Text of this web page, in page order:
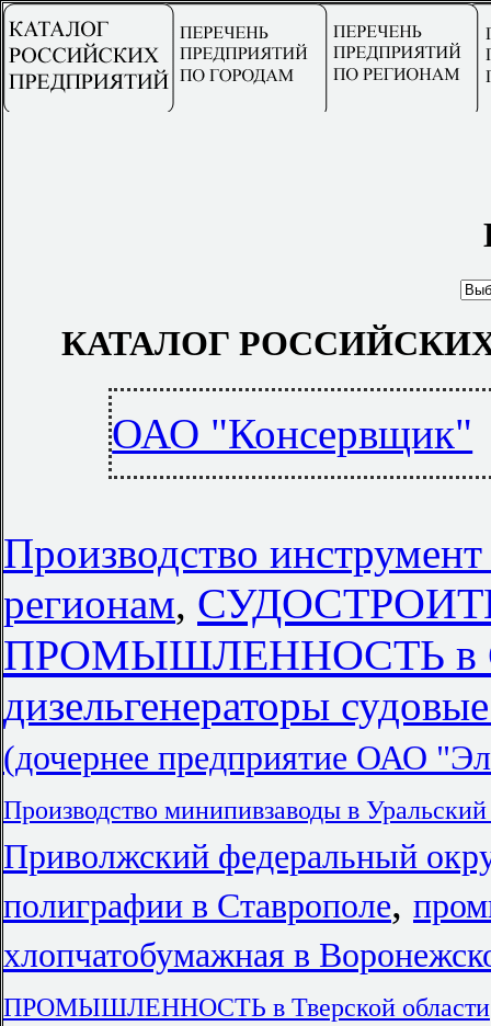
КАТАЛОГ
ОАО "Консервщик"
Производство
регионам,
ПРОМЫШЛЕННОСТЬ в
дизельгенераторы
(дочернее предприятие
Производство минипивзаводы в
Приволжский федеральный
полиграфии в Ставрополе,
хлопчатобумажная в
ПРОМЫШЛЕННОСТЬ в Тверской области